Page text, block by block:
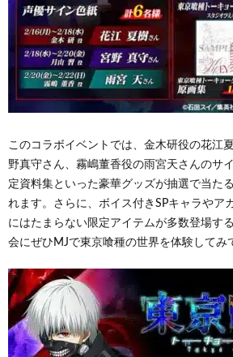
このコラボイベントでは、金木研役の花江
野真守さん、霧嶋董香役の雨宮天さんのサ
定資料集といった豪華グッズが抽選で当た
れます。さらに、ボイス付きSPキャラやア
にはたまらない限定アイテムが多数登場す
会にぜひMJで東京喰種の世界を体験してみ